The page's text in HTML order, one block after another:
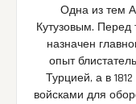
Одна из тем
Кутузовым.
назначен
опыт
Турцией, а в
войсками для